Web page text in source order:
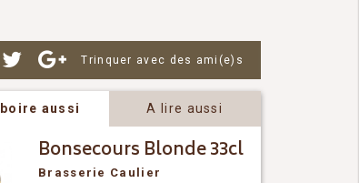
Trinquer avec des ami(e)s
aussi A lire aussi
Bonsecours Blonde 33cl
Brasserie Caulier